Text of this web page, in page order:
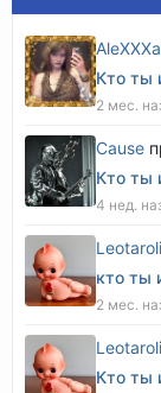
Кто ты
2 мес.
Cause
Кто ты
4 нед.
Leotaroli
кто ты
2 мес.
Leotaroli
Кто ты